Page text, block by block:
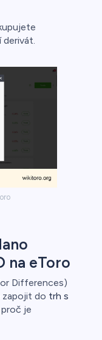
na eToro
Differences)
zapojit do trh s
proč je